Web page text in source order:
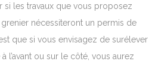
si les travaux que vous proposez
nécessiteront un permis de
que si vous envisagez de surélever
l’avant ou sur le côté, vous aurez